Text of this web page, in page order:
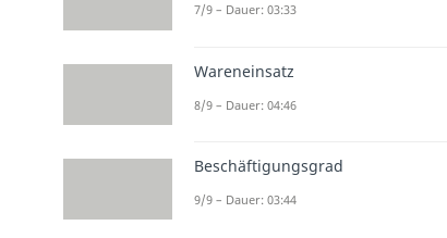
7/9 – Dauer: 03:33
Wareneinsatz
8/9 – Dauer: 04:46
Beschäftigungsgrad
9/9 – Dauer: 03:44